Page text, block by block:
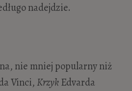
nadejdzie.
nie mniej popularny niż
Vinci, KrzykEdvarda